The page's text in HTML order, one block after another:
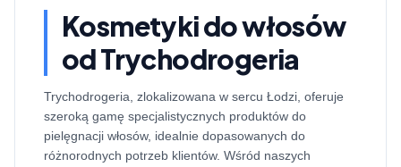
Kosmetyki do włosów
od Trychodrogeria
Trychodrogeria, zlokalizowana w sercu Łodzi, oferuje
szeroką gamę specjalistycznych produktów do
pielęgnacji włosów, idealnie dopasowanych do
różnorodnych potrzeb klientów. Wśród naszych